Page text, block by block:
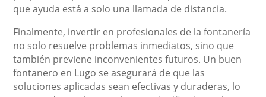
que ayuda está a solo una llamada de distancia.
Finalmente, invertir en profesionales de la fontanería
no solo resuelve problemas inmediatos, sino que
también previene inconvenientes futuros. Un buen
fontanero en Lugo se asegurará de que las
soluciones aplicadas sean efectivas y duraderas, lo